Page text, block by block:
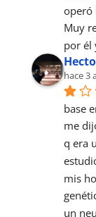
operó
Muy
por él
hace 3
base
me
q era
mis
un